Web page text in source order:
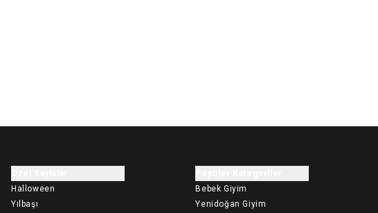
Halloween
Yılbaşı
Bebek Giyim
Yenidoğan Giyim